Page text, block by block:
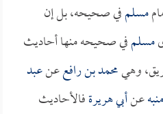
مسلمفي صحيحه، بل إن
مسلمفي صحيحه منها أحاديث
وهيمحمد بن رافععنعبد
عنأبي هريرةفالأحاديث